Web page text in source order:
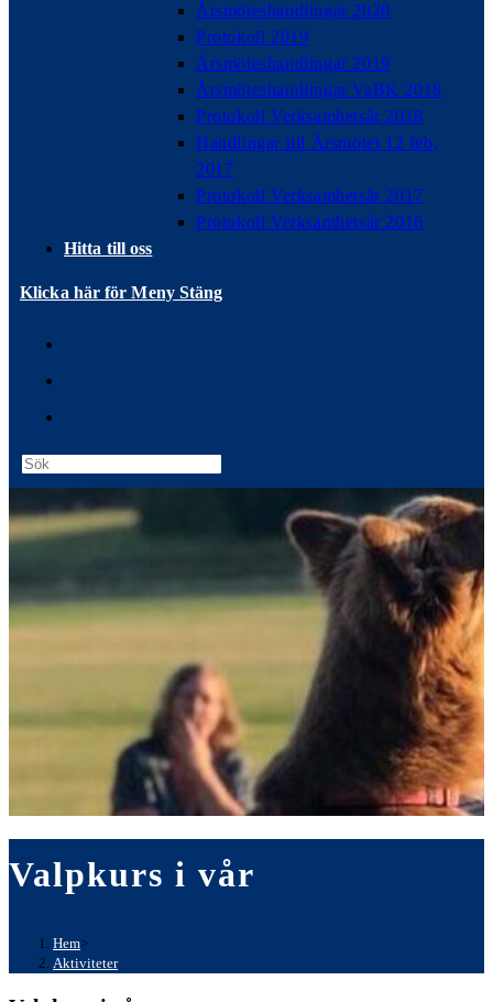
Årsmöteshandlingar 2020
Protokoll 2019
Årsmöteshandlingar 2019
Årsmöteshandlingar VaBK 2018
Protokoll Verksamhetsår 2018
Handlingar till Årsmötet 12 feb,
2017
Protokoll Verksamhetsår 2017
Protokoll Verksamhetsår 2016
Hitta till oss
Klicka här för Meny Stäng
Escape
close
search
Valpkurs i vår
Hem>
Aktiviteter